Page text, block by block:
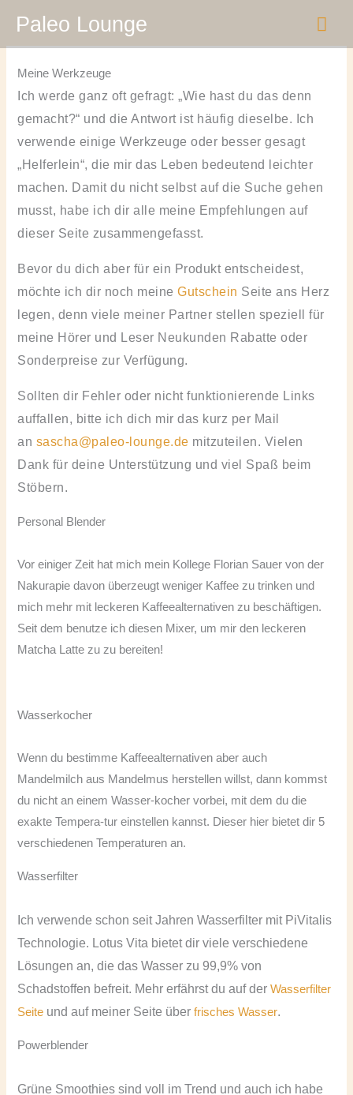
Inhalt
springen
Paleo Lounge
Meine Werkzeuge
Ich werde ganz oft gefragt: „Wie hast du das denn
gemacht?“ und die Antwort ist häufig dieselbe. Ich
verwende einige Werkzeuge oder besser gesagt
„Helferlein“, die mir das Leben bedeutend leichter
machen. Damit du nicht selbst auf die Suche gehen
musst, habe ich dir alle meine Empfehlungen auf
dieser Seite zusammengefasst.
Bevor du dich aber für ein Produkt entscheidest,
möchte ich dir noch meineGutschein Seite ans Herz
legen, denn viele meiner Partner stellen speziell für
meine Hörer und Leser Neukunden Rabatte oder
Sonderpreise zur Verfügung.
Sollten dir Fehler oder nicht funktionierende Links
auffallen, bitte ich dich mir das kurz per Mail
an sascha@paleo-lounge.de mitzuteilen. Vielen
Dank für deine Unterstützung und viel Spaß beim
Stöbern.
Personal Blender
Vor einiger Zeit hat mich mein Kollege Florian Sauer von der
Nakurapie davon überzeugt weniger Kaffee zu trinken und
mich mehr mit leckeren Kaffeealternativen zu beschäftigen.
Seit dem benutze ich diesen Mixer, um mir den leckeren
Matcha Latte zu zu bereiten!
Wasserkocher
Wenn du bestimme Kaffeealternativen aber auch
Mandelmilch aus Mandelmus herstellen willst, dann kommst
du nicht an einem Wasser-kocher vorbei, mit dem du die
exakte Tempera-tur einstellen kannst. Dieser hier bietet dir 5
verschiedenen Temperaturen an.
Wasserfilter
Ich verwende schon seit Jahren Wasserfilter mit PiVitalis
Technologie. Lotus Vita bietet dir viele verschiedene
Lösungen an, die das Wasser zu 99,9% von
Schadstoffen befreit. Mehr erfährst du auf derWasserfilter
Seite und auf meiner Seite überfrisches Wasser.
Powerblender
Grüne Smoothies sind voll im Trend und auch ich habe